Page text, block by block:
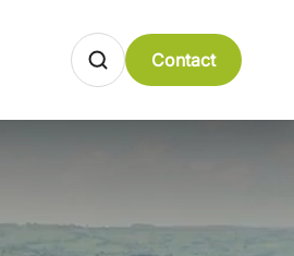
Contact